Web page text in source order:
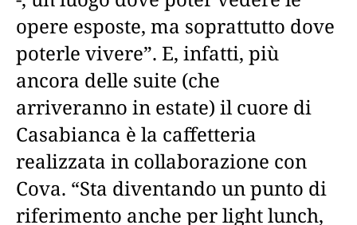
opere esposte, ma soprattutto dove
poterle vivere”. E, infatti, più
ancora delle suite (che
arriveranno in estate) il cuore di
Casabianca è la caffetteria
realizzata in collaborazione con
Cova. “Sta diventando un punto di
riferimento anche per light lunch,